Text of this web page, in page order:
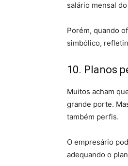
salário mensal
Porém, quando
simbólico,
10. Planos
Muitos acham
grande porte.
também perfis.
O empresário
adequando o